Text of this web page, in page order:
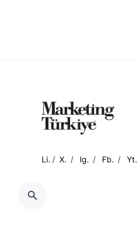
Li. / X. / Ig. / Fb. / Yt.